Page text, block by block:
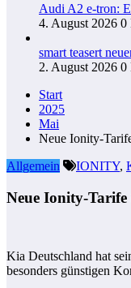
Audi A2 e-tron:
4. August 2026 0
smart teasert
2. August 2026 0
Start
2025
Mai
Neue Ionity-
Allgemein
IONITY,
Neue Ionity-
Kia Deutschland hat
besonders günstigen